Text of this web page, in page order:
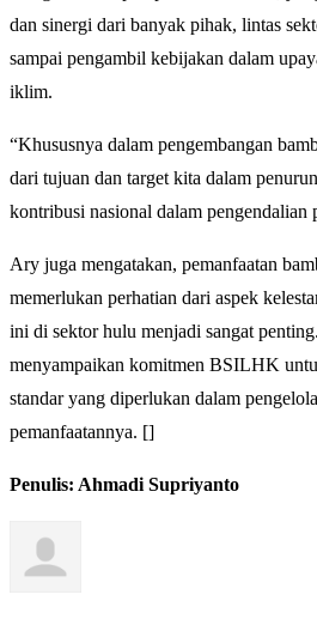
dan sinergi dari banyak pihak, lintas
sampai pengambil kebijakan dalam
iklim.
“Khususnya dalam pengembangan
dari tujuan dan target kita dalam
kontribusi nasional dalam pengendalian
Ary juga mengatakan, pemanfaatan
memerlukan perhatian dari aspek
ini di sektor hulu menjadi sangat
menyampaikan komitmen BSILHK
standar yang diperlukan dalam
pemanfaatannya. []
Penulis: Ahmadi Supriyanto